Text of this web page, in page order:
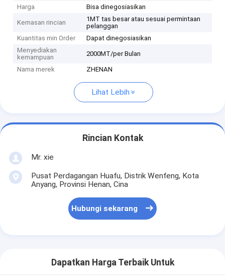
Harga
Bisa dinegosiasikan
Kemasan rincian
1MT tas besar atau sesuai permintaan
pelanggan
Kuantitas min Order
Dapat dinegosiasikan
Menyediakan
kemampuan
2000MT/per Bulan
Nama merek ZHENAN
Lihat Lebih
Rincian Kontak
Mr. xie
Pusat Perdagangan Huafu, Distrik Wenfeng, Kota
Anyang, Provinsi Henan, Cina
Hubungi sekarang
Dapatkan Harga Terbaik Untuk